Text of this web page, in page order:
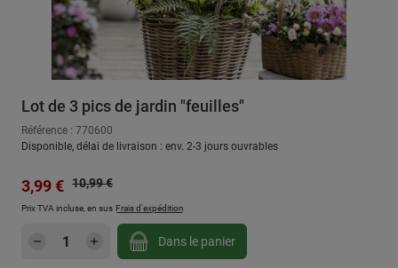
Lot de 3 pics de jardin "feuilles"
Référence : 770600
Disponible, délai de livraison : env. 2-3 jours ouvrables
Prix de vente :
3,99 € Prix régulier :
10,99 €
Prix TVA incluse, en sus Frais d'expédition
Quantité de produit : Entrez la quantité
Dans le panier